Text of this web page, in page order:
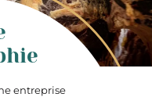
entreprise